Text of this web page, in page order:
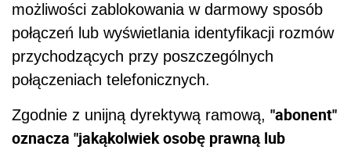
możliwości zablokowania w darmowy sposób
połączeń lub wyświetlania identyfikacji rozmów
przychodzących przy poszczególnych
połączeniach telefonicznych.
Zgodnie z unijną dyrektywą ramową, "abonent"
oznacza "jakąkolwiek osobę prawną lub